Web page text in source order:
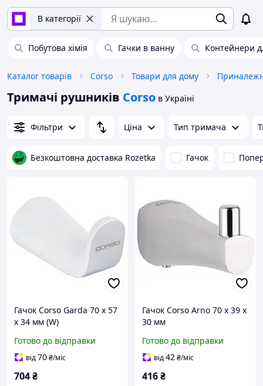
В категорії
Побутова хімія Гачки в ванну Контейнери
Каталог товарів Corso Товари для дому
Тримачі рушників Corso в Україні
Фільтри Ціна Тип тримача
Безкоштовна доставка Rozetka Гачок
Гачок Corso Garda 70 х 57
х 34 мм (W)
Готово до відправки
від70₴/міс
704₴
Гачок Corso Arno 70 х 39 х
30 мм
Готово до відправки
від42₴/міс
416₴